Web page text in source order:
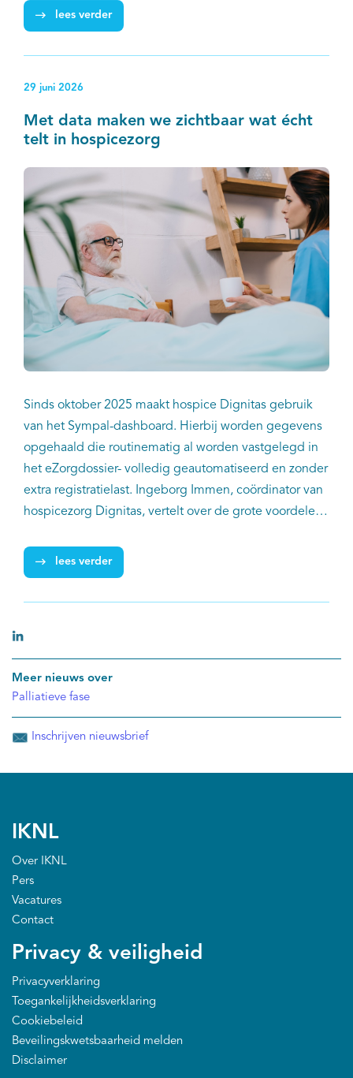
blijkt uit een landelijke studie van onderzoekers van
IKNL, het LUMC en tien Nederlandse
lees verder
29 juni 2026
Met data maken we zichtbaar wat écht
telt in hospicezorg
Sinds oktober 2025 maakt hospice Dignitas gebruik
van het Sympal-dashboard. Hierbij worden gegevens
opgehaald die routinematig al worden vastgelegd in
het eZorgdossier- volledig geautomatiseerd en zonder
extra registratielast. Ingeborg Immen, coördinator van
hospicezorg Dignitas, vertelt over de grote voordelen
lees verder
Meer nieuws over
Palliatieve fase
Inschrijven nieuwsbrief
IKNL
Over IKNL
Pers
Vacatures
Contact
Privacy & veiligheid
Privacyverklaring
Toegankelijkheidsverklaring
Cookiebeleid
Beveilingskwetsbaarheid melden
Disclaimer